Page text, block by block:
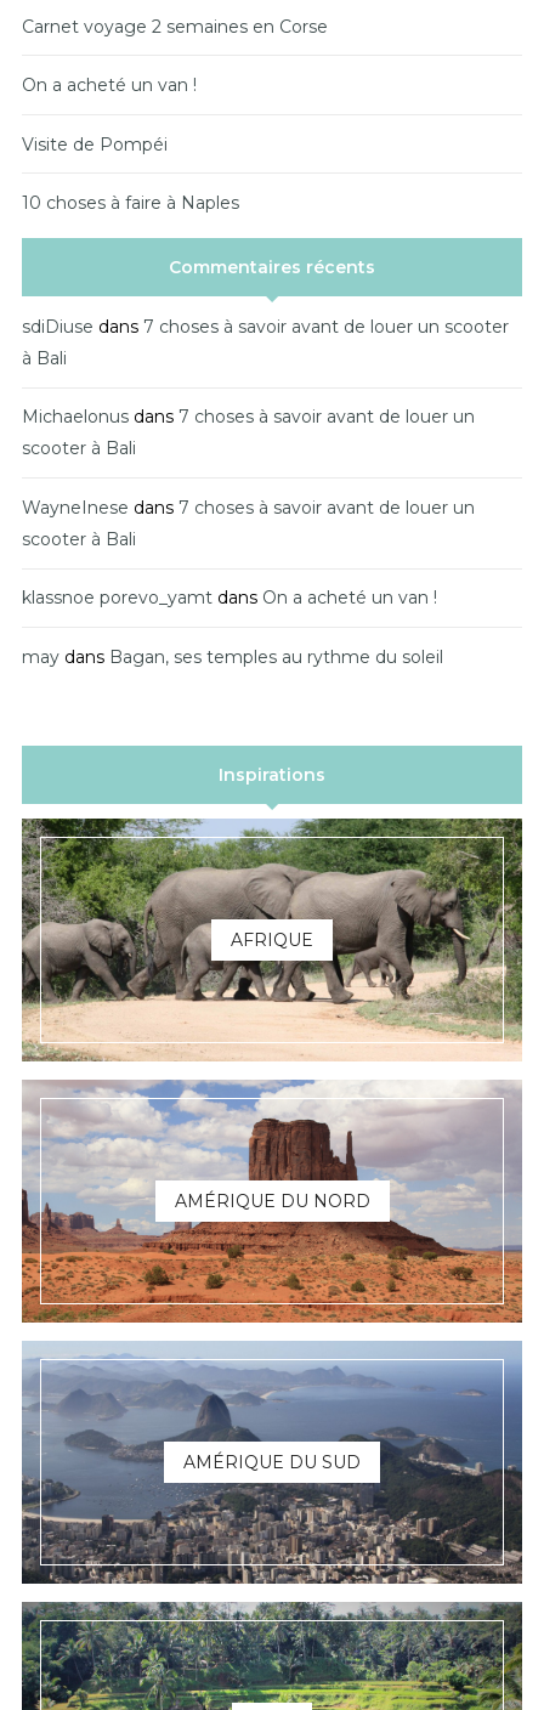
Carnet voyage 2 semaines en Corse
On a acheté un van !
Visite de Pompéi
10 choses à faire à Naples
Commentaires récents
sdiDiuse dans 7 choses à savoir avant de louer un scooter
à Bali
Michaelonus dans 7 choses à savoir avant de louer un
scooter à Bali
WayneInese dans 7 choses à savoir avant de louer un
scooter à Bali
klassnoe porevo_yamt dans On a acheté un van !
may dans Bagan, ses temples au rythme du soleil
Inspirations
AFRIQUE
AMÉRIQUE DU NORD
AMÉRIQUE DU SUD